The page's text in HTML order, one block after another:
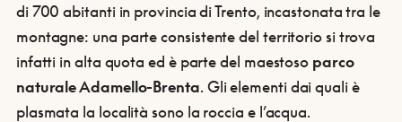
di 700 abitanti in provincia di Trento, incastonata tra le
montagne: una parte consistente del territorio si trova
infatti in alta quota ed è parte del maestoso parco
naturale Adamello-Brenta. Gli elementi dai quali è
plasmata la località sono la roccia e l’acqua.